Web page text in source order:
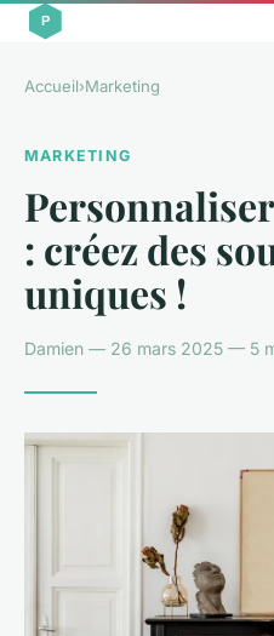
Accueil›Marketing
MARKETING
: créez des
uniques !
Damien — 26 mars 2025 — 5